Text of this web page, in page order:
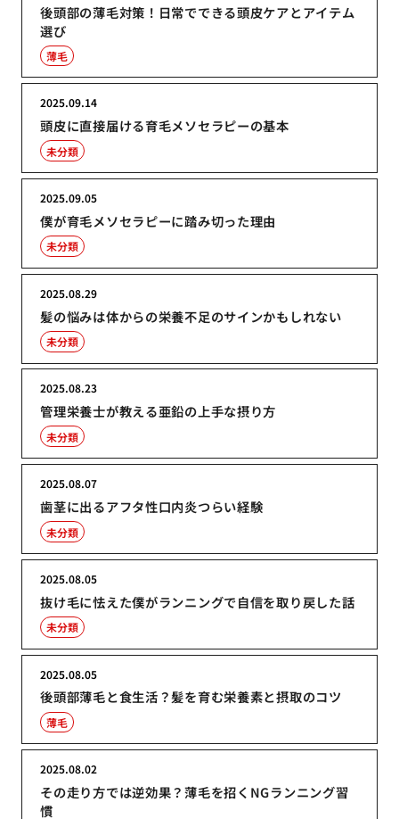
後頭部の薄毛対策！日常でできる頭皮ケアとアイテム
選び
薄毛
頭皮に直接届ける育毛メソセラピーの基本
2025.09.14
未分類
僕が育毛メソセラピーに踏み切った理由
2025.09.05
未分類
髪の悩みは体からの栄養不足のサインかもしれない
2025.08.29
未分類
管理栄養士が教える亜鉛の上手な摂り方
2025.08.23
未分類
歯茎に出るアフタ性口内炎つらい経験
2025.08.07
未分類
抜け毛に怯えた僕がランニングで自信を取り戻した話
2025.08.05
未分類
後頭部薄毛と食生活？髪を育む栄養素と摂取のコツ
2025.08.05
薄毛
その走り方では逆効果？薄毛を招くNGランニング習
慣
2025.08.02